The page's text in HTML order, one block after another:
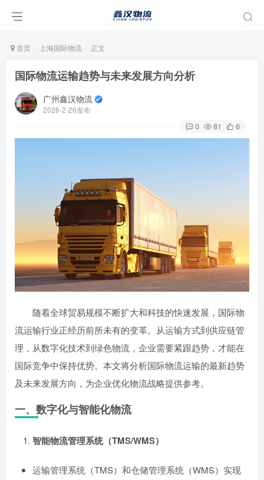
首页 上海国际物流 正文
国际物流运输趋势与未来发展方向分析
广州鑫汉物流
2026-2-26发布
0 81 6
随着全球贸易规模不断扩大和科技的快速发展，国际物
流运输行业正经历前所未有的变革。从运输方式到供应链管
理，从数字化技术到绿色物流，企业需要紧跟趋势，才能在
国际竞争中保持优势。本文将分析国际物流运输的最新趋势
及未来发展方向，为企业优化物流战略提供参考。
一、数字化与智能化物流
智能物流管理系统（TMS/WMS）
运输管理系统（TMS）和仓储管理系统（WMS）实现